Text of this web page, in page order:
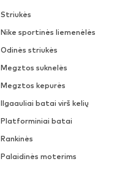
Striukės
Nike sportinės liemenėlės
Odinės striukės
Megztos suknelės
Megztos kepurės
Ilgaauliai batai virš kelių
Platforminiai batai
Rankinės
Palaidinės moterims